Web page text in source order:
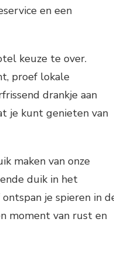
en een
keuze te over.
proef lokale
drankje aan
je kunt genieten van
maken van onze
duik in het
je spieren in
moment van rust en